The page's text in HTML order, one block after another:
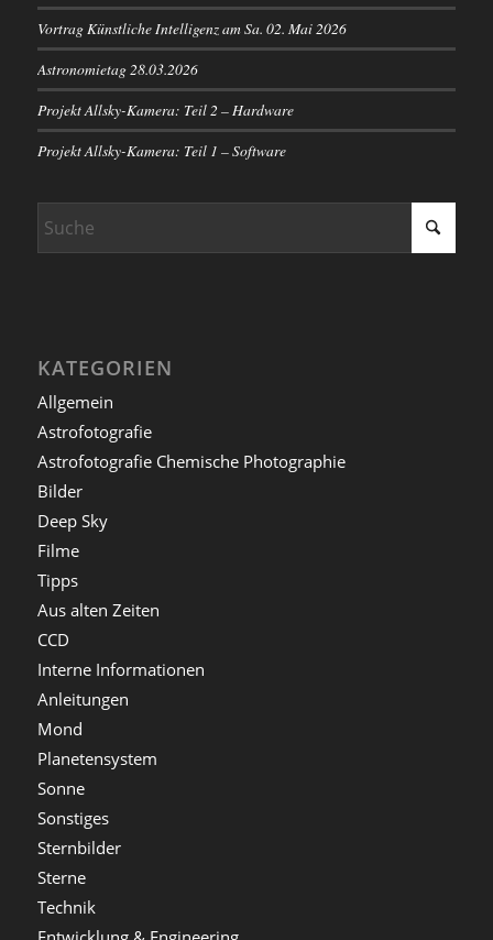
Vortrag Künstliche Intelligenz am Sa. 02. Mai 2026
Astronomietag 28.03.2026
Projekt Allsky-Kamera: Teil 2 – Hardware
Projekt Allsky-Kamera: Teil 1 – Software
KATEGORIEN
Allgemein
Astrofotografie
Astrofotografie Chemische Photographie
Bilder
Deep Sky
Filme
Tipps
Aus alten Zeiten
CCD
Interne Informationen
Anleitungen
Mond
Planetensystem
Sonne
Sonstiges
Sternbilder
Sterne
Technik